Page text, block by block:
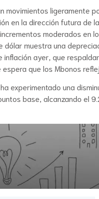
ligeramente
en la dirección futura de
moderados
muestra una
ayer, que
que los Mbonos
experimentado una
base, alcanzando el